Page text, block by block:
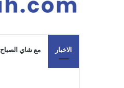
الاخبار مع شاي الصباح